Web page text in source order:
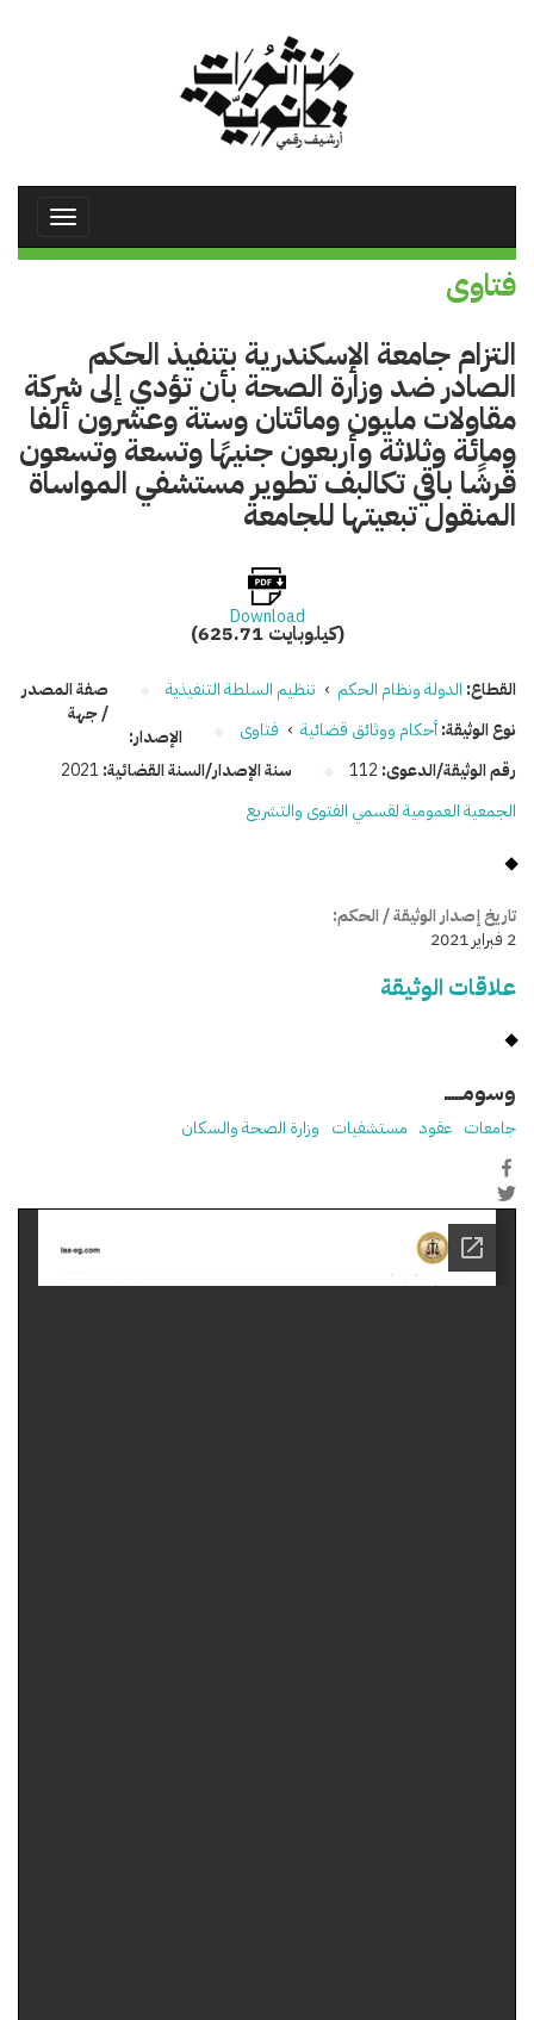
Toggle
فتاوى
التزام جامعة الإسكندرية بتنفيذ الحكم
الصادر ضد وزارة الصحة بأن تؤدي إلى شركة
مقاولات مليون ومائتان وستة وعشرون ألفا
ومائة وثلاثة وأربعون جنيهًا وتسعة وتسعون
قرشًا باقي تكالبف تطوير مستشفي المواساة
المنقول تبعيتها للجامعة
Download
(625.71 كيلوبايت)
القطاع: الدولة ونظام الحكم › تنظيم السلطة التنفيذية
نوع الوثيقة:أحكام ووثائق قضائية › فتاوى
رقم الوثيقة/الدعوى: 112 سنة الإصدار/السنة القضائية: 2021
صفة المصدر
/ جهة
الإصدار:
الجمعية العمومية لقسمي الفتوى والتشريع
تاريخ إصدار الوثيقة / الحكم:
2 فبراير 2021
علاقات الوثيقة
وسومـــــ
جامعات عقود مستشفيات وزارة الصحة والسكان